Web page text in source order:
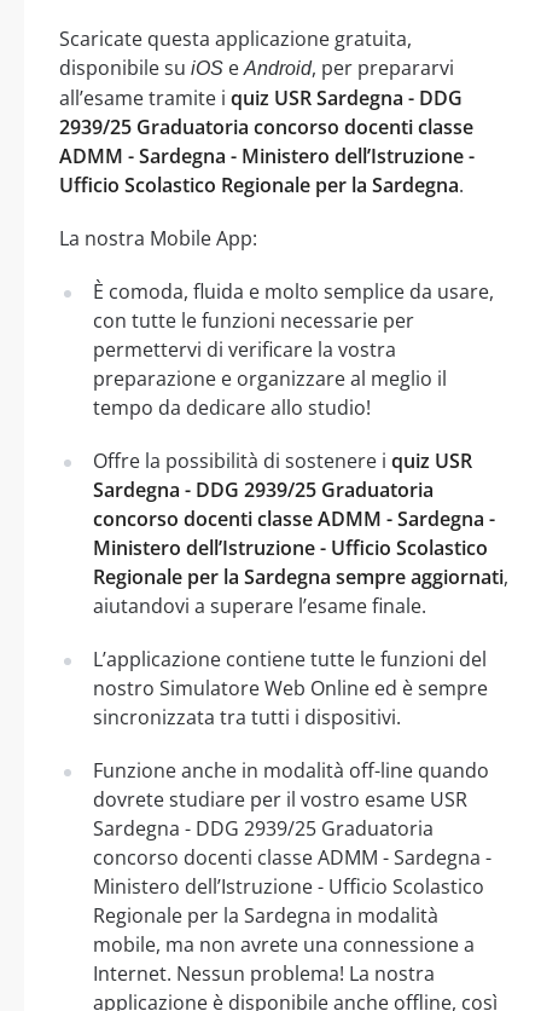
Scaricate questa applicazione gratuita,
disponibile su iOS eAndroid, per prepararvi
all’esame tramite i quiz USR Sardegna - DDG
2939/25 Graduatoria concorso docenti classe
ADMM - Sardegna - Ministero dell’Istruzione -
Ufficio Scolastico Regionale per la Sardegna.
La nostra Mobile App:
È comoda, fluida e molto semplice da usare,
con tutte le funzioni necessarie per
permettervi di verificare la vostra
preparazione e organizzare al meglio il
tempo da dedicare allo studio!
Offre la possibilità di sostenere i quiz USR
Sardegna - DDG 2939/25 Graduatoria
concorso docenti classe ADMM - Sardegna -
Ministero dell’Istruzione - Ufficio Scolastico
Regionale per la Sardegna sempre aggiornati,
aiutandovi a superare l’esame finale.
L’applicazione contiene tutte le funzioni del
nostro Simulatore Web Online ed è sempre
sincronizzata tra tutti i dispositivi.
Funzione anche in modalità off-line quando
dovrete studiare per il vostro esame USR
Sardegna - DDG 2939/25 Graduatoria
concorso docenti classe ADMM - Sardegna -
Ministero dell’Istruzione - Ufficio Scolastico
Regionale per la Sardegna in modalità
mobile, ma non avrete una connessione a
Internet. Nessun problema! La nostra
applicazione è disponibile anche offline, così